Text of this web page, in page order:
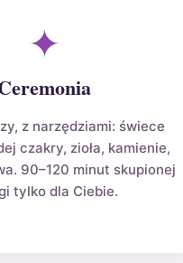
✦
z narzędziami: świece
czakry, zioła, kamienie,
90–120 minut skupionej
tylko dla Ciebie.